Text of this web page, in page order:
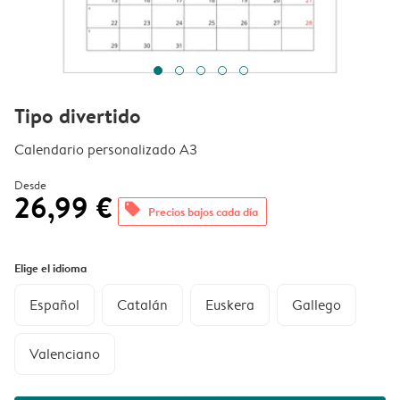
Tipo divertido
Calendario personalizado A3
Desde
26,99 € offers Precios bajos cada día
Elige el idioma
Español Catalán Euskera Gallego
Valenciano